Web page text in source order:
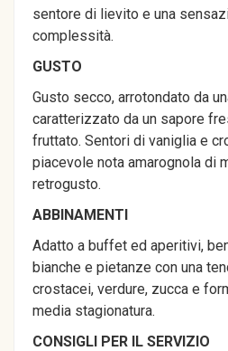
sentore di lievito e una
complessità.
GUSTO
Gusto secco, arrotondato da
caratterizzato da un sapore
fruttato. Sentori di vaniglia e
piacevole nota amarognola di
retrogusto.
ABBINAMENTI
Adatto a buffet ed aperitivi,
bianche e pietanze con una
crostacei, verdure, zucca e
media stagionatura.
CONSIGLI PER IL SERVIZIO